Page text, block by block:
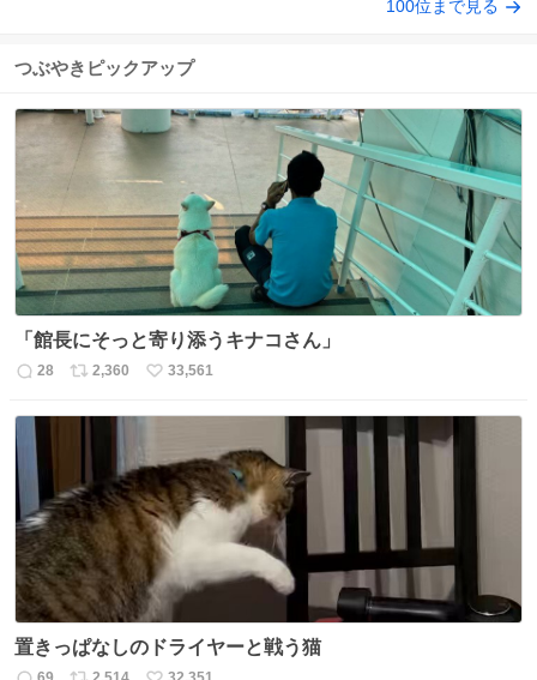
100位まで見る
つぶやきピックアップ
「館長にそっと寄り添うキナコさん」
返
数
28
リ
数
2,360
い
33,561
置きっぱなしのドライヤーと戦う猫